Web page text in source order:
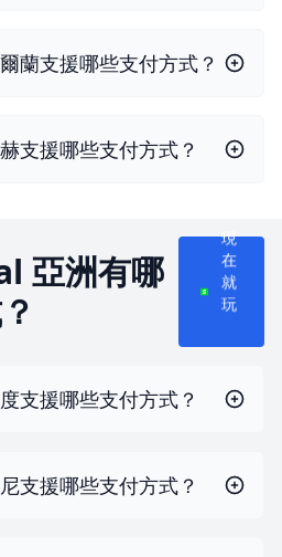
蘭支援哪些支付方式？
支援哪些支付方式？
亞洲有哪
現
在
就
玩
支援哪些支付方式？
支援哪些支付方式？